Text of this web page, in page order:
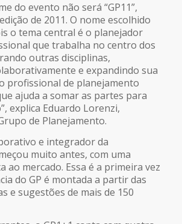
do evento não será “GP11”,
de 2011. O nome escolhido
o tema central é o planejador
que trabalha no centro dos
outras disciplinas,
e expandindo sua
profissional de planejamento
ajuda a somar as partes para
explica Eduardo Lorenzi,
de Planejamento.
e integrador da
muito antes, com uma
ao mercado. Essa é a primeira vez
do GP é montada a partir das
e sugestões de mais de 150